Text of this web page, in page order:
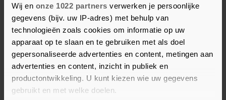
Wij en onze 1022 partners verwerken je persoonlijke
gegevens (bijv. uw IP-adres) met behulp van
technologieën zoals cookies om informatie op uw
apparaat op te slaan en te gebruiken met als doel
gepersonaliseerde advertenties en content, metingen aan
advertenties en content, inzicht in publiek en
productontwikkeling. U kunt kiezen wie uw gegevens
gebruikt en met welke doelen.